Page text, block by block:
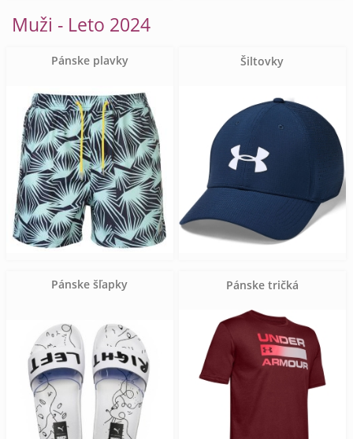
Muži - Leto 2024
Pánske plavky Šiltovky
Pánske šľapky Pánske tričká